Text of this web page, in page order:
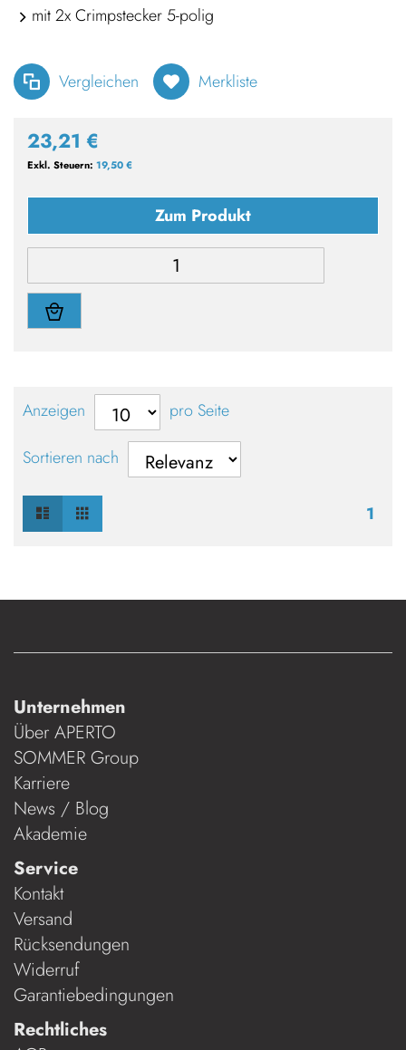
mit 2x Crimpstecker 5-polig
Vergleichen Merkliste
23,21 €
19,50 €
Zum Produkt
Anzeigen
pro Seite
Sortieren nach
1
Ansicht
Liste
Unternehmen
Über APERTO
SOMMER Group
Karriere
News / Blog
Akademie
Service
Kontakt
Versand
Rücksendungen
Widerruf
Garantiebedingungen
Rechtliches